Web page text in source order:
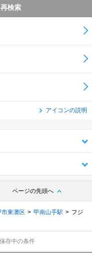
検索
アイコンの説明
ページの先頭へ
市東灘区 甲南山手駅
フジ
保存中の条件